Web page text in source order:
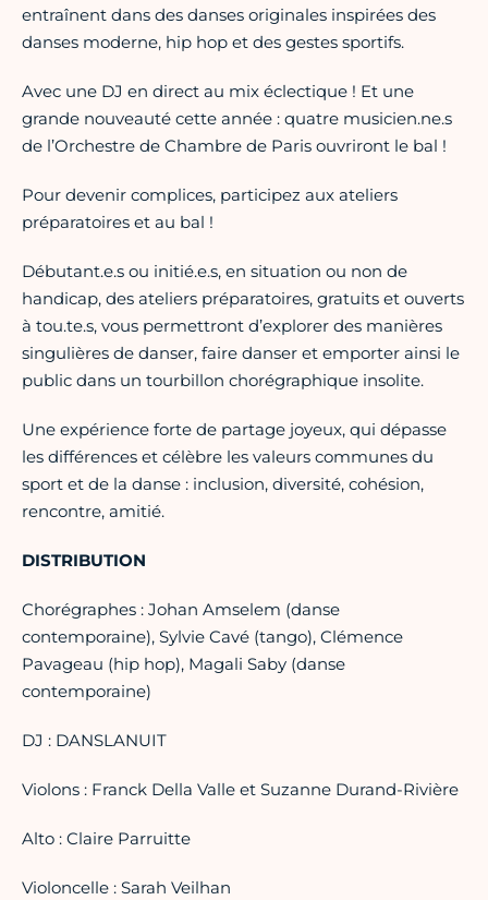
entraînent dans des danses originales inspirées des
danses moderne, hip hop et des gestes sportifs.
Avec une DJ en direct au mix éclectique ! Et une
grande nouveauté cette année : quatre musicien.ne.s
de l’Orchestre de Chambre de Paris ouvriront le bal !
Pour devenir complices, participez aux ateliers
préparatoires et au bal !
Débutant.e.s ou initié.e.s, en situation ou non de
handicap, des ateliers préparatoires, gratuits et ouverts
à tou.te.s, vous permettront d’explorer des manières
singulières de danser, faire danser et emporter ainsi le
public dans un tourbillon chorégraphique insolite.
Une expérience forte de partage joyeux, qui dépasse
les différences et célèbre les valeurs communes du
sport et de la danse : inclusion, diversité, cohésion,
rencontre, amitié.
DISTRIBUTION
Chorégraphes : Johan Amselem (danse
contemporaine), Sylvie Cavé (tango), Clémence
Pavageau (hip hop), Magali Saby (danse
contemporaine)
DJ : DANSLANUIT
Violons : Franck Della Valle et Suzanne Durand-Rivière
Alto : Claire Parruitte
Violoncelle : Sarah Veilhan